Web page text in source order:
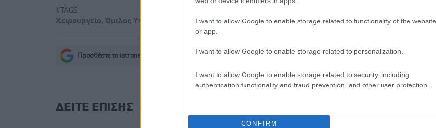
I want to allow Google to enable storage related to functionality of the website
or app.
I want to allow Google to enable storage related to personalization.
I want to allow Google to enable storage related to security, including
authentication functionality and fraud prevention, and other user protection.
CONFIRM
#TAGS
Χειρουργείο,Όμιλος Υγεία
Προσθέστε το iatronet.gr στο Discover
ΔΕΙΤΕ ΕΠΙΣΗΣ